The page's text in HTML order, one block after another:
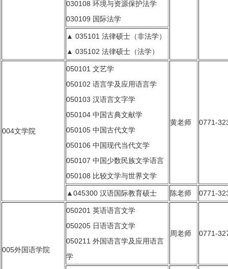
030108 环境与资源保护法学
030109 国际法学
▲ 035101 法律硕士（非法学）
▲ 035102 法律硕士（法学）
004文学院
050101 文艺学
050102 语言学及应用语言学
050103 汉语言文字学
050104 中国古典文献学
050105 中国古代文学
050106 中国现代当代文学
050107 中国少数民族文学语言
050108 比较文学与世界文学
黄老师 0771-
▲045300 汉语国际教育硕士 陈老师 0771-
005外国语学院
050201 英语语言文学
050205 日语语言文学
050211 外国语言学及应用语言
学
周老师 0771-